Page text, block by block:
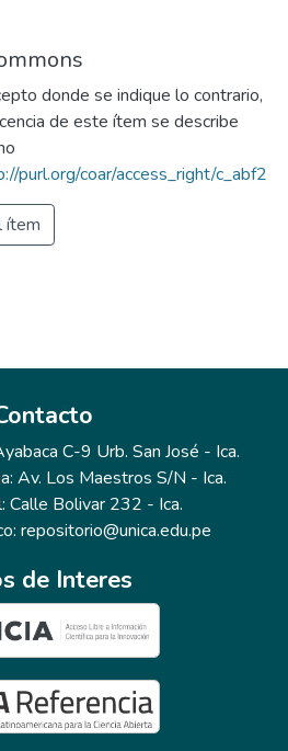
donde se indique lo contrario,
de este ítem se describe
purl.org/coar/access_right/c_abf2
ítem
C-9 Urb. San José - Ica.
Av. Los Maestros S/N - Ica.
Calle Bolivar 232 - Ica.
repositorio@unica.edu.pe
de Interes